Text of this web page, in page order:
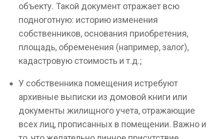
объекту. Такой документ отражает всю
подноготную: историю изменения
собственников, основания приобретения,
площадь, обременения (например, залог),
кадастровую стоимость и т.д.;
У собственника помещения истребуют
архивные выписки из домовой книги или
документы жилищного учета, отражающие
всех лиц, прописанных в помещении. Важно и